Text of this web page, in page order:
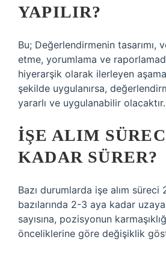
YAPILIR?
Bu; Değerlendirmenin tasarımı,
etme, yorumlama ve
hiyerarşik olarak ilerleyen
şekilde uygulanırsa,
yararlı ve uygulanabilir olacaktır.
İŞE ALIM
KADAR SÜRER?
Bazı durumlarda işe alım
bazılarında 2-3 aya kadar
sayısına, pozisyonun
önceliklerine göre değişiklik